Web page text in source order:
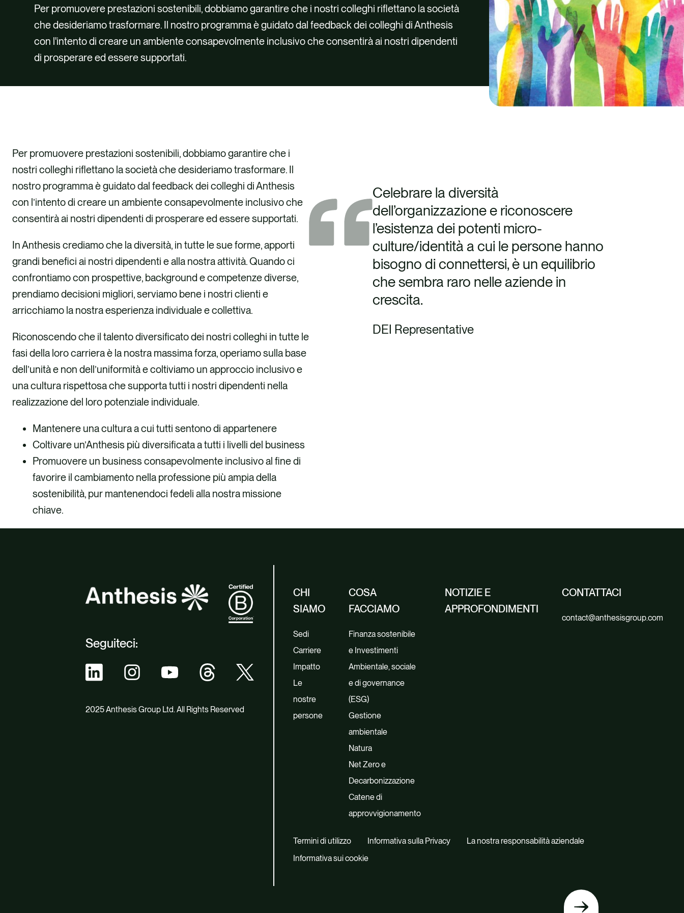
Per promuovere prestazioni sostenibili, dobbiamo garantire che i nostri colleghi riflettano la società
che desideriamo trasformare. Il nostro programma è guidato dal feedback dei colleghi di Anthesis
con l'intento di creare un ambiente consapevolmente inclusivo che consentirà ai nostri dipendenti
di prosperare ed essere supportati.
Per promuovere prestazioni sostenibili, dobbiamo garantire che i
nostri colleghi riflettano la società che desideriamo trasformare. Il
nostro programma è guidato dal feedback dei colleghi di Anthesis
con l’intento di creare un ambiente consapevolmente inclusivo che
consentirà ai nostri dipendenti di prosperare ed essere supportati.
In Anthesis crediamo che la diversità, in tutte le sue forme, apporti
grandi benefici ai nostri dipendenti e alla nostra attività. Quando ci
confrontiamo con prospettive, background e competenze diverse,
prendiamo decisioni migliori, serviamo bene i nostri clienti e
arricchiamo la nostra esperienza individuale e collettiva.
Riconoscendo che il talento diversificato dei nostri colleghi in tutte le
fasi della loro carriera è la nostra massima forza, operiamo sulla base
dell’unità e non dell’uniformità e coltiviamo un approccio inclusivo e
una cultura rispettosa che supporta tutti i nostri dipendenti nella
realizzazione del loro potenziale individuale.
Mantenere una cultura a cui tutti sentono di appartenere
Coltivare un’Anthesis più diversificata a tutti i livelli del business
Promuovere un business consapevolmente inclusivo al fine di
favorire il cambiamento nella professione più ampia della
sostenibilità, pur mantenendoci fedeli alla nostra missione
chiave.
Celebrare la diversità
dell’organizzazione e riconoscere
l’esistenza dei potenti micro-
culture/identità a cui le persone hanno
bisogno di connettersi, è un equilibrio
che sembra raro nelle aziende in
crescita.
DEI Representative
Seguiteci:
2025 Anthesis Group Ltd. All Rights Reserved
CHI
SIAMO
Sedi
Carriere
Impatto
Le
nostre
persone
COSA
FACCIAMO
Finanza sostenibile
e Investimenti
Ambientale, sociale
e di governance
(ESG)
Gestione
ambientale
Natura
Net Zero e
Decarbonizzazione
Catene di
approvvigionamento
NOTIZIE E
APPROFONDIMENTI
CONTATTACI
contact@anthesisgroup.com
Termini di utilizzo Informativa sulla Privacy
La nostra responsabilità aziendale
Informativa sui cookie
Torna